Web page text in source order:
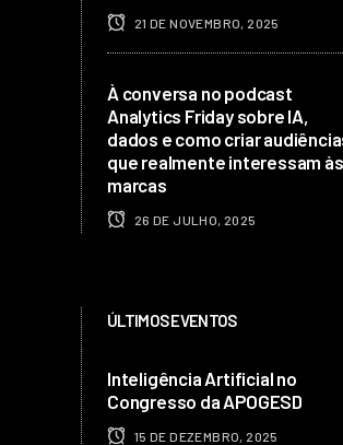
21 DE NOVEMBRO, 2025
À conversa no podcast
Analytics Friday sobre IA,
dados e como criar
que realmente interessam às
marcas
26 DE JULHO, 2025
ÚLTIMOS EVENTOS
Inteligência Artificial no
Congresso da APOGESD
15 DE DEZEMBRO, 2025